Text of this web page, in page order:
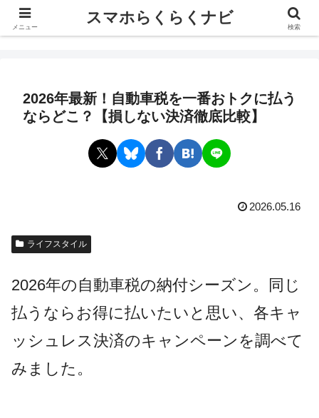
スマホらくらくナビ
2026年最新！自動車税を一番おトクに払う
ならどこ？【損しない決済徹底比較】
2026.05.16
ライフスタイル
2026年の自動車税の納付シーズン。同じ
払うならお得に払いたいと思い、各キャ
ッシュレス決済のキャンペーンを調べて
みました。
メニュー
スマホらくらくナビ
検索